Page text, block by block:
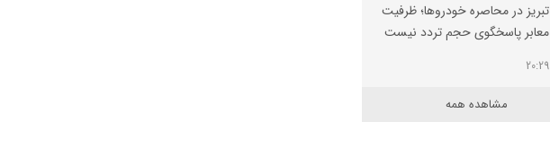
تبریز در محاصره خودروها؛ ظرفیت
معابر پاسخگوی حجم تردد نیست
20:29
محله لک‌ لکلر تبریز مهار شد
مشاهده همه